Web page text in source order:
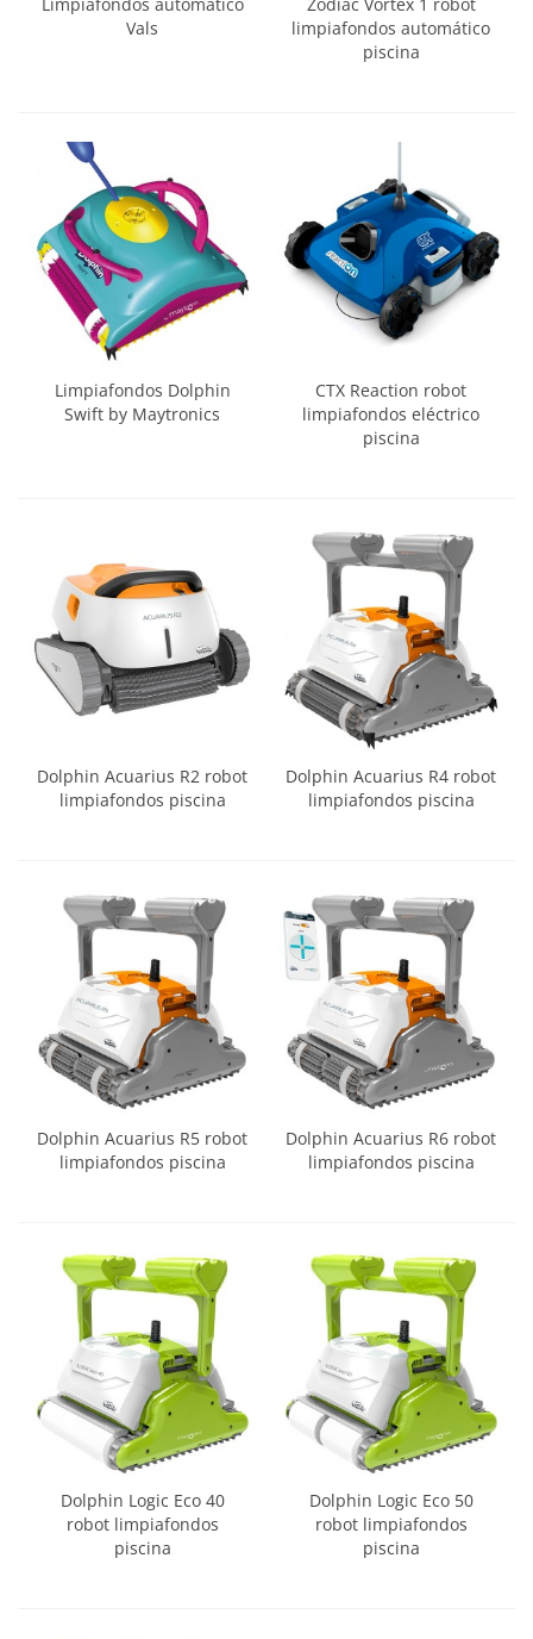
Vals
limpiafondos automático
piscina
Limpiafondos Dolphin
Swift by Maytronics
CTX Reaction robot
limpiafondos eléctrico
piscina
Dolphin Acuarius R2 robot
limpiafondos piscina
Dolphin Acuarius R4 robot
limpiafondos piscina
Dolphin Acuarius R5 robot
limpiafondos piscina
Dolphin Acuarius R6 robot
limpiafondos piscina
Dolphin Logic Eco 40
robot limpiafondos
piscina
Dolphin Logic Eco 50
robot limpiafondos
piscina